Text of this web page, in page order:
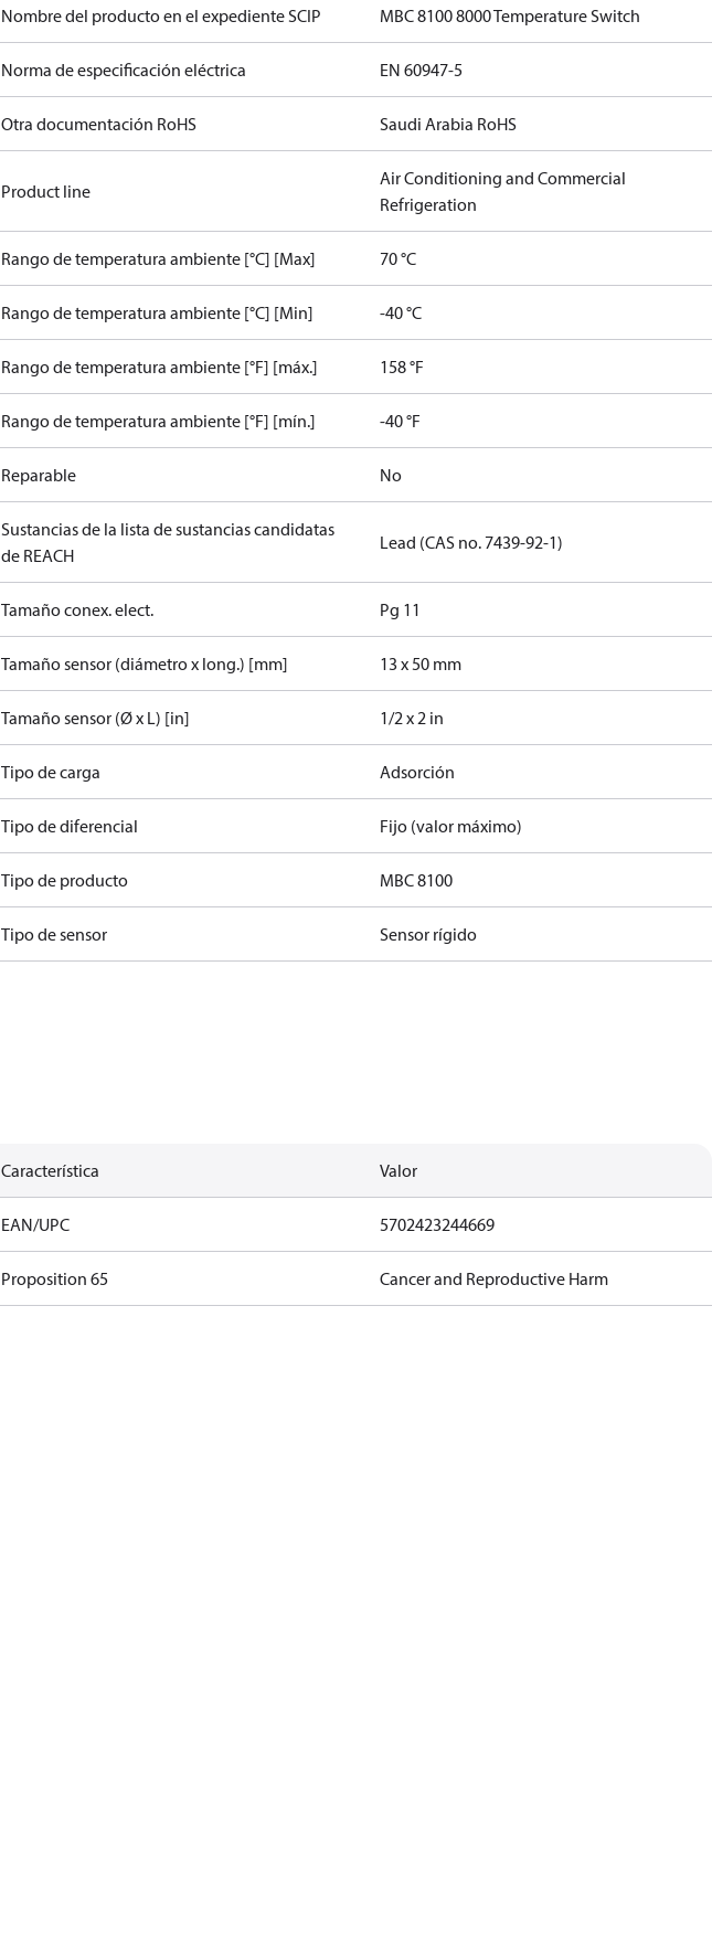
Nombre del producto en el expediente SCIP MBC 8100 8000 Temperature Switch
Norma de especificación eléctrica EN 60947-5
Otra documentación RoHS Saudi Arabia RoHS
Product line
Air Conditioning and Commercial
Refrigeration
Rango de temperatura ambiente [°C] [Max] 70 °C
Rango de temperatura ambiente [°C] [Min] -40 °C
Rango de temperatura ambiente [°F] [máx.] 158 °F
Rango de temperatura ambiente [°F] [mín.] -40 °F
Reparable No
Sustancias de la lista de sustancias candidatas
de REACH
Lead (CAS no. 7439-92-1)
Tamaño conex. elect. Pg 11
Tamaño sensor (diámetro x long.) [mm] 13 x 50 mm
Tamaño sensor (Ø x L) [in] 1/2 x 2 in
Tipo de carga Adsorción
Tipo de diferencial Fijo (valor máximo)
Tipo de producto MBC 8100
Tipo de sensor Sensor rígido
Característica Valor
EAN/UPC 5702423244669
Proposition 65 Cancer and Reproductive Harm